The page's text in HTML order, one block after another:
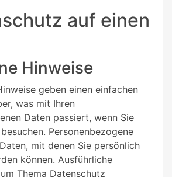
auf einen
Hinweise
geben einen einfachen
was mit Ihren
Daten passiert, wenn Sie
Personenbezogene
mit denen Sie persönlich
können. Ausführliche
Thema Datenschutz